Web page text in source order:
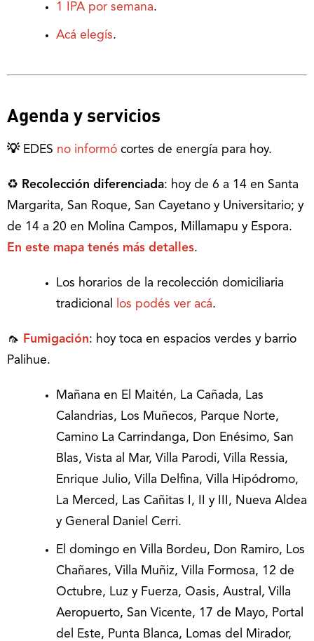
1 IPA por semana.
Acá elegís.
Agenda y servicios
💡EDES no informó cortes de energía para hoy.
♻ Recolección diferenciada: hoy de 6 a 14 en Santa
Margarita, San Roque, San Cayetano y Universitario; y
de 14 a 20 en Molina Campos, Millamapu y Espora.
En este mapa tenés más detalles.
Los horarios de la recolección domiciliaria
tradicional
los podés ver acá.
🦟 Fumigación: hoy toca en espacios verdes y barrio
Palihue.
Mañana en El Maitén, La Cañada, Las
Calandrias, Los Muñecos, Parque Norte,
Camino La Carrindanga, Don Enésimo, San
Blas, Vista al Mar, Villa Parodi, Villa Ressia,
Enrique Julio, Villa Delfina, Villa Hipódromo,
La Merced, Las Cañitas I, II y III, Nueva Aldea
y General Daniel Cerri.
El domingo en Villa Bordeu, Don Ramiro, Los
Chañares, Villa Muñiz, Villa Formosa, 12 de
Octubre, Luz y Fuerza, Oasis, Austral, Villa
Aeropuerto, San Vicente, 17 de Mayo, Portal
del Este, Punta Blanca, Lomas del Mirador,